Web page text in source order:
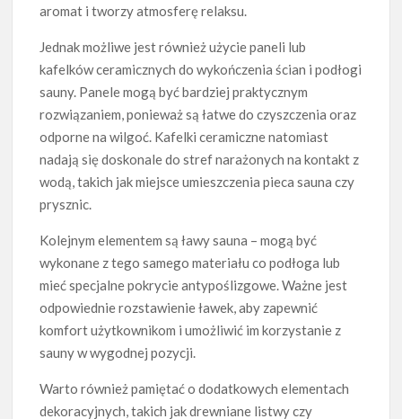
aromat i tworzy atmosferę relaksu.
Jednak możliwe jest również użycie paneli lub
kafelków ceramicznych do wykończenia ścian i podłogi
sauny. Panele mogą być bardziej praktycznym
rozwiązaniem, ponieważ są łatwe do czyszczenia oraz
odporne na wilgoć. Kafelki ceramiczne natomiast
nadają się doskonale do stref narażonych na kontakt z
wodą, takich jak miejsce umieszczenia pieca sauna czy
prysznic.
Kolejnym elementem są ławy sauna – mogą być
wykonane z tego samego materiału co podłoga lub
mieć specjalne pokrycie antypoślizgowe. Ważne jest
odpowiednie rozstawienie ławek, aby zapewnić
komfort użytkownikom i umożliwić im korzystanie z
sauny w wygodnej pozycji.
Warto również pamiętać o dodatkowych elementach
dekoracyjnych, takich jak drewniane listwy czy